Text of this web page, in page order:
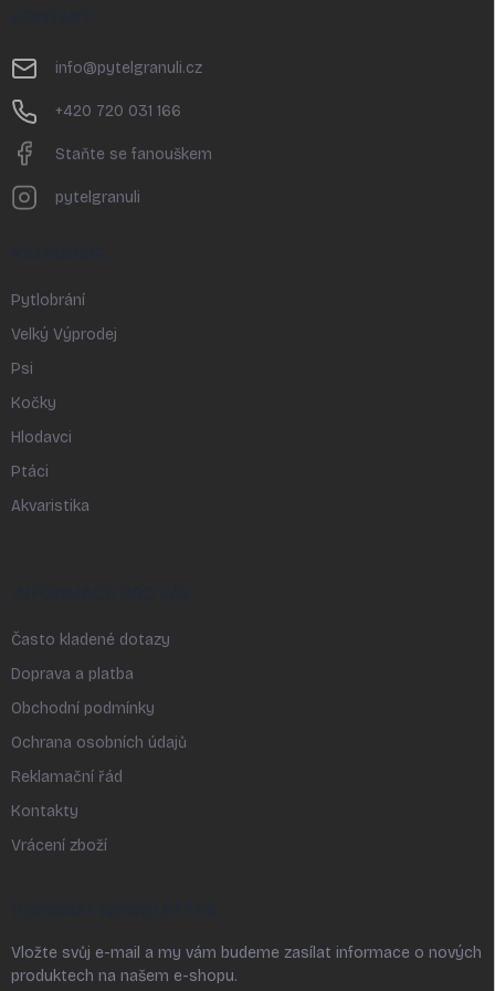
info@pytelgranuli.cz
+420 720 031 166
Staňte se fanouškem
pytelgranuli
Pytlobrání
Velký Výprodej
Psi
Kočky
Hlodavci
Ptáci
Akvaristika
Často kladené dotazy
Doprava a platba
Obchodní podmínky
Ochrana osobních údajů
Reklamační řád
Kontakty
Vrácení zboží
Vložte svůj e-mail a my vám budeme zasílat informace o nových
produktech na našem e-shopu.